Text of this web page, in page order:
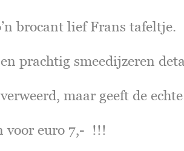
brocant lief Frans tafeltje.
prachtig smeedijzeren
maar geeft de
voor euro 7,- !!!